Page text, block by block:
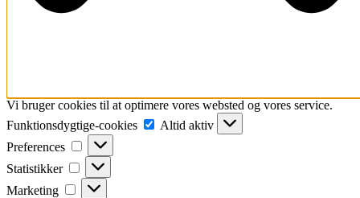
Vi bruger cookies til at optimere vores websted og vores service.
Funktionsdygtige-cookies
Funktionsdygtige-
cookies
Altid aktiv
Preferences
Preferences
Statistikker Statistikker
Marketing Marketing